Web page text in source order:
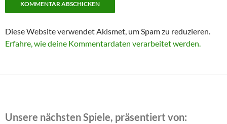
Diese Website verwendet Akismet, um Spam zu reduzieren.
Erfahre, wie deine Kommentardaten verarbeitet werden.
Unsere nächsten Spiele, präsentiert von: